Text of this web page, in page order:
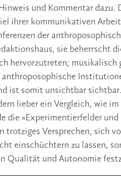
und Kommentar dazu.
ihrer kommunikativen
der
sie beherrscht
hervorzutreten; musikalisch
anthroposophische
ist somit unsichtbar
lieber ein Vergleich, wie
die «Experimentierfelder
trotziges Versprechen, sich
einschüchtern zu lassen,
Qualität und Autonomie